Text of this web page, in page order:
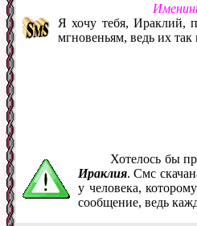
Я хочу тебя, Ираклий,
мгновеньям, ведь их
Хотелось бы
Ираклия. Смс
у человека,
сообщение, ведь